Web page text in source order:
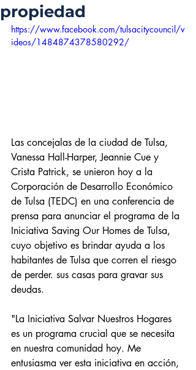
propiedad
https://www.facebook.com/tulsacitycouncil/v
ideos/1484874378580292/
Las concejalas de la ciudad de Tulsa,
Vanessa Hall-Harper, Jeannie Cue y
Crista Patrick, se unieron hoy a la
Corporación de Desarrollo Económico
de Tulsa (TEDC) en una conferencia de
prensa para anunciar el programa de la
Iniciativa Saving Our Homes de Tulsa,
cuyo objetivo es brindar ayuda a los
habitantes de Tulsa que corren el riesgo
de perder. sus casas para gravar sus
deudas.
"La Iniciativa Salvar Nuestros Hogares
es un programa crucial que se necesita
en nuestra comunidad hoy. Me
entusiasma ver esta iniciativa en acción,